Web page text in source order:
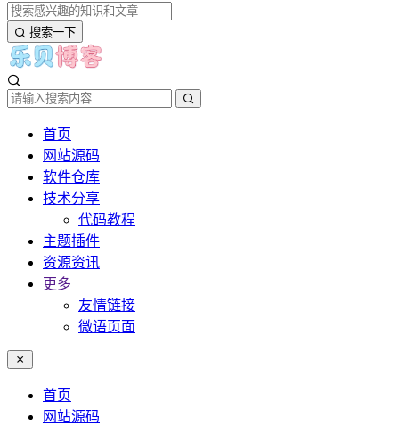
搜索一下
首页
网站源码
软件仓库
技术分享
代码教程
主题插件
资源资讯
更多
友情链接
微语页面
首页
网站源码